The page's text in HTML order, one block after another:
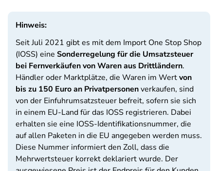
Hinweis:
Seit Juli 2021 gibt es mit dem Import One Stop Shop
(IOSS) eine Sonderregelung für die Umsatzsteuer
bei Fernverkäufen von Waren aus Drittländern.
Händler oder Marktplätze, die Waren im Wertvon
bis zu 150 Euro an Privatpersonenverkaufen, sind
von der Einfuhrumsatzsteuer befreit, sofern sie sich
in einem EU-Land für das IOSS registrieren. Dabei
erhalten sie eine IOSS-Identifikationsnummer, die
auf allen Paketen in die EU angegeben werden muss.
Diese Nummer informiert den Zoll, dass die
Mehrwertsteuer korrekt deklariert wurde. Der